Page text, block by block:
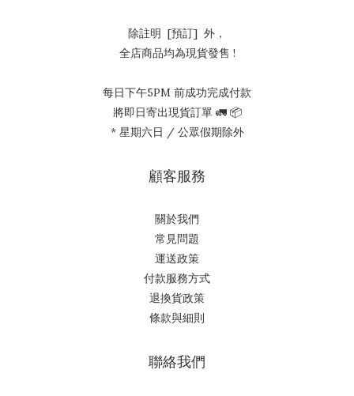
除註明 [預訂] 外，
全店商品均為現貨發售 !
每日下午5PM 前成功完成付款
將即日寄出現貨訂單 🚛 📦
* 星期六日 / 公眾假期除外
顧客服務
關於我們
常見問題
運送政策
付款服務方式
退換貨政策
條款與細則
聯絡我們